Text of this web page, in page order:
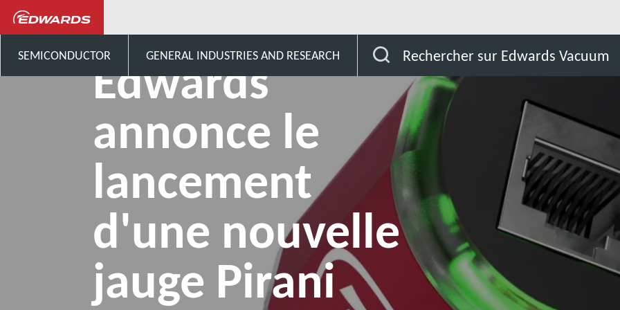
SEMICONDUCTOR GENERAL INDUSTRIES AND RESEARCH Rechercher sur Edwards Vacuum
Edwards
annonce le
lancement
d'une nouvelle
jauge Pirani